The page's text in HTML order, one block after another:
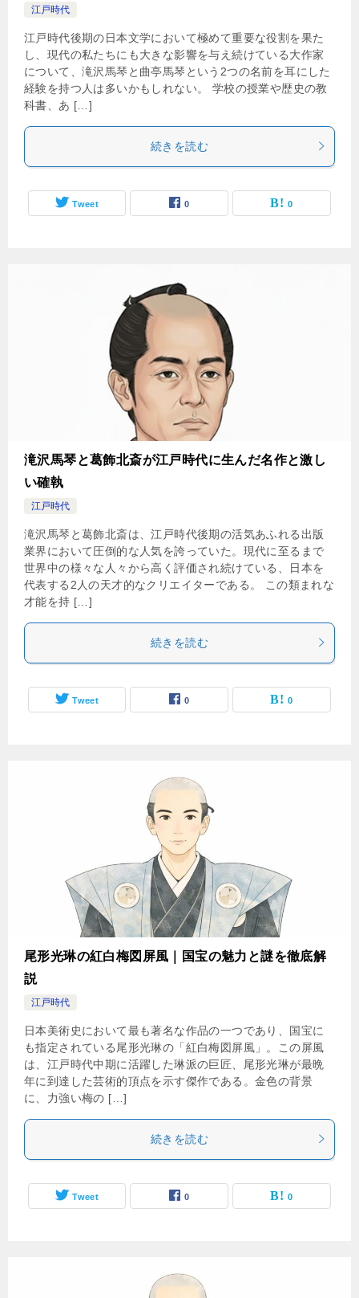
江戸時代
江戸時代後期の日本文学において極めて重要な役割を果た
し、現代の私たちにも大きな影響を与え続けている大作家
について、滝沢馬琴と曲亭馬琴という2つの名前を耳にした
経験を持つ人は多いかもしれない。 学校の授業や歴史の教
科書、あ […]
続きを読む
Tweet 0 0
滝沢馬琴と葛飾北斎が江戸時代に生んだ名作と激し
い確執
江戸時代
滝沢馬琴と葛飾北斎は、江戸時代後期の活気あふれる出版
業界において圧倒的な人気を誇っていた。現代に至るまで
世界中の様々な人々から高く評価され続けている、日本を
代表する2人の天才的なクリエイターである。 この類まれな
才能を持 […]
続きを読む
Tweet 0 0
尾形光琳の紅白梅図屏風｜国宝の魅力と謎を徹底解
説
江戸時代
日本美術史において最も著名な作品の一つであり、国宝に
も指定されている尾形光琳の「紅白梅図屏風」。この屏風
は、江戸時代中期に活躍した琳派の巨匠、尾形光琳が最晩
年に到達した芸術的頂点を示す傑作である。金色の背景
に、力強い梅の […]
続きを読む
Tweet 0 0